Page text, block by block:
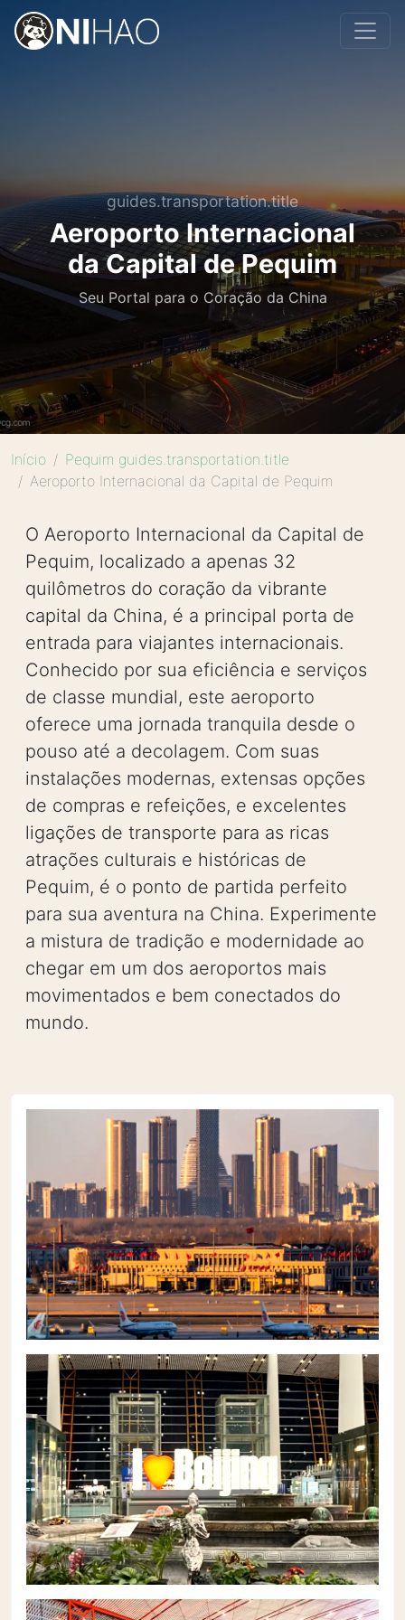
guides.transportation.title
Aeroporto Internacional
da Capital de Pequim
Seu Portal para o Coração da China
Início
Pequim guides.transportation.title
Aeroporto Internacional da Capital de Pequim
O Aeroporto Internacional da Capital de
Pequim, localizado a apenas 32
quilômetros do coração da vibrante
capital da China, é a principal porta de
entrada para viajantes internacionais.
Conhecido por sua eficiência e serviços
de classe mundial, este aeroporto
oferece uma jornada tranquila desde o
pouso até a decolagem. Com suas
instalações modernas, extensas opções
de compras e refeições, e excelentes
ligações de transporte para as ricas
atrações culturais e históricas de
Pequim, é o ponto de partida perfeito
para sua aventura na China. Experimente
a mistura de tradição e modernidade ao
chegar em um dos aeroportos mais
movimentados e bem conectados do
mundo.